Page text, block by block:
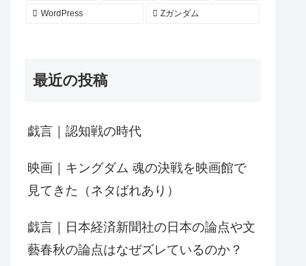
WordPress Zガンダム
最近の投稿
戯言｜認知戦の時代
映画｜キングダム 魂の決戦を映画館で
見てきた（ネタばれあり）
戯言｜日本経済新聞社の日本の論点や文
藝春秋の論点はなぜズレているのか？